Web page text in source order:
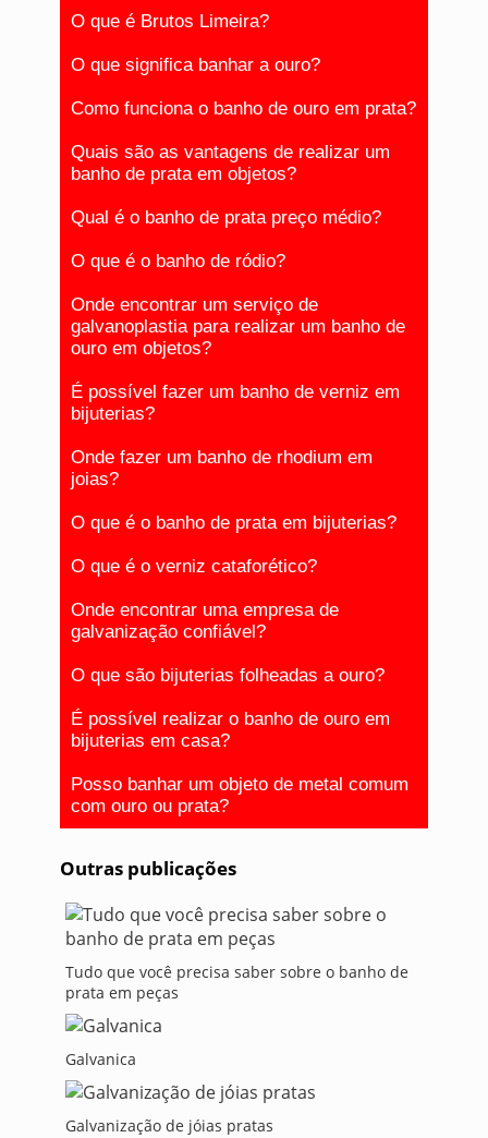
O que é Brutos Limeira?
O que significa banhar a ouro?
Como funciona o banho de ouro em prata?
Quais são as vantagens de realizar um
banho de prata em objetos?
Qual é o banho de prata preço médio?
O que é o banho de ródio?
Onde encontrar um serviço de
galvanoplastia para realizar um banho de
ouro em objetos?
É possível fazer um banho de verniz em
bijuterias?
Onde fazer um banho de rhodium em
joias?
O que é o banho de prata em bijuterias?
O que é o verniz cataforético?
Onde encontrar uma empresa de
galvanização confiável?
O que são bijuterias folheadas a ouro?
É possível realizar o banho de ouro em
bijuterias em casa?
Posso banhar um objeto de metal comum
com ouro ou prata?
Outras publicações
Tudo que você precisa saber sobre o banho de
prata em peças
Galvanica
Galvanização de jóias pratas